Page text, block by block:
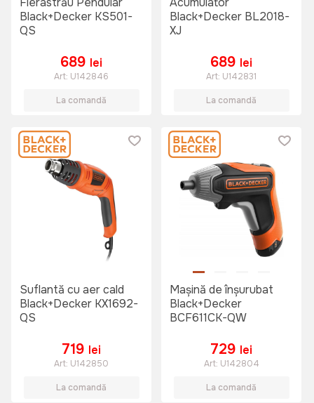
Black+Decker KS501-
QS
689 lei
Art: U142846
La comandă
Black+Decker BL2018-
XJ
689 lei
Art: U142831
La comandă
Suflantă cu aer cald
Black+Decker KX1692-
QS
719 lei
Art: U142850
La comandă
Mașină de înşurubat
Black+Decker
BCF611CK-QW
729 lei
Art: U142804
La comandă